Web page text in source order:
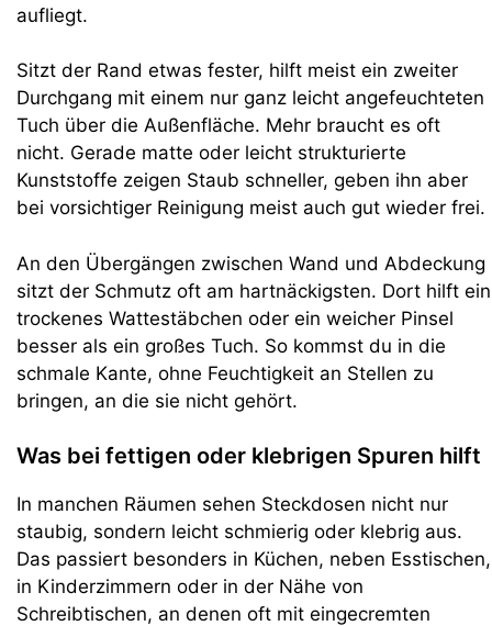
aufliegt.
Sitzt der Rand etwas fester, hilft meist ein zweiter
Durchgang mit einem nur ganz leicht angefeuchteten
Tuch über die Außenfläche. Mehr braucht es oft
nicht. Gerade matte oder leicht strukturierte
Kunststoffe zeigen Staub schneller, geben ihn aber
bei vorsichtiger Reinigung meist auch gut wieder frei.
An den Übergängen zwischen Wand und Abdeckung
sitzt der Schmutz oft am hartnäckigsten. Dort hilft ein
trockenes Wattestäbchen oder ein weicher Pinsel
besser als ein großes Tuch. So kommst du in die
schmale Kante, ohne Feuchtigkeit an Stellen zu
bringen, an die sie nicht gehört.
Was bei fettigen oder klebrigen Spuren hilft
In manchen Räumen sehen Steckdosen nicht nur
staubig, sondern leicht schmierig oder klebrig aus.
Das passiert besonders in Küchen, neben Esstischen,
in Kinderzimmern oder in der Nähe von
Schreibtischen, an denen oft mit eingecremten